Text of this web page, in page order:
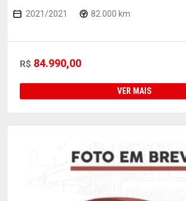
2021/2021 82.000 km
R$ 84.990,00
VER MAIS